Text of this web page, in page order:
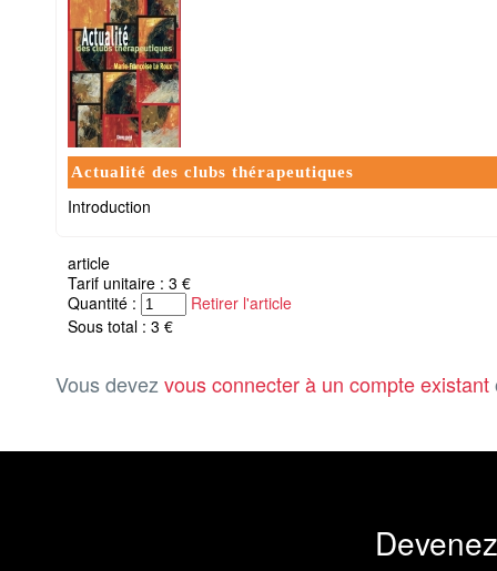
Actualité des clubs thérapeutiques
Introduction
article
Tarif unitaire : 3 €
Quantité :
Retirer l'article
Sous total : 3 €
Vous devez vous connecter à un compte existant